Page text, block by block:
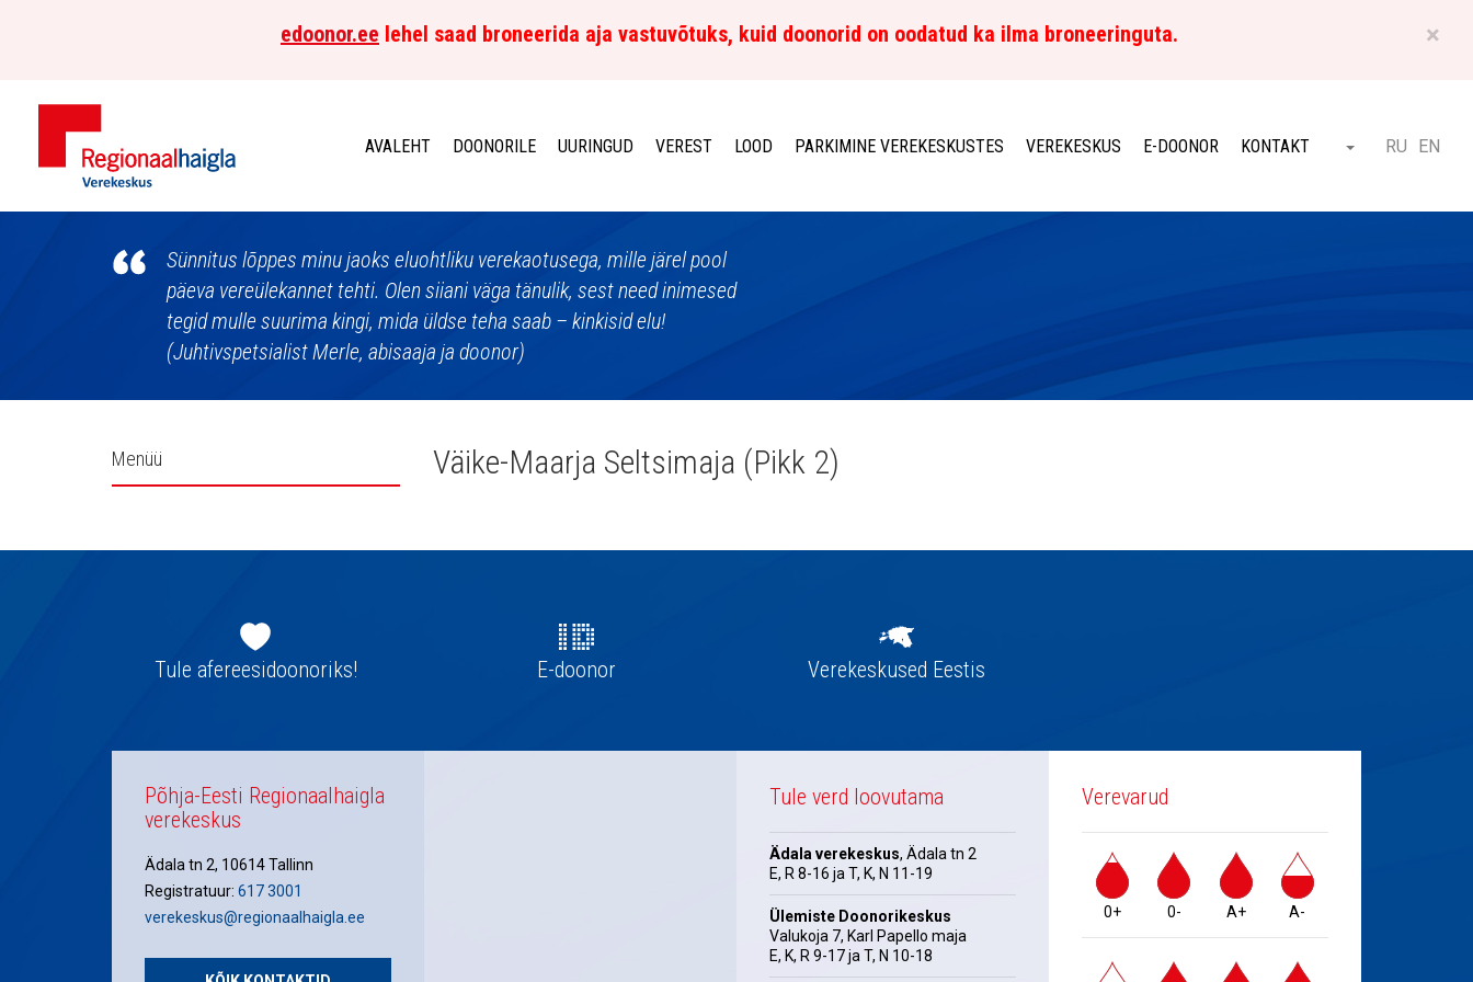
×
edoonor.ee lehel saad broneerida aja vastuvõtuks, kuid doonorid on oodatud ka ilma broneeringuta.
Põhja-
Eesti
Regionaalhaigla
Verekeskus
AVALEHT DOONORILE UURINGUD VEREST LOOD PARKIMINE VEREKESKUSTES VEREKESKUS E-DOONOR KONTAKT Otsi ET
RU EN
Sünnitus lõppes minu jaoks eluohtliku verekaotusega, mille järel pool
päeva vereülekannet tehti. Olen siiani väga tänulik, sest need inimesed
tegid mulle suurima kingi, mida üldse teha saab – kinkisid elu!
(Juhtivspetsialist Merle, abisaaja ja doonor)
Külgpaani
Menüü Väike-Maarja Seltsimaja (Pikk 2)
navigatsioonTule afereesidoonoriks! E-doonor Verekeskused Eestis
Põhja-Eesti Regionaalhaigla
verekeskus
Ädala tn 2, 10614 Tallinn
Registratuur: 617 3001
verekeskus@regionaalhaigla.ee
Tule verd loovutama
Ädala verekeskus, Ädala tn 2
E, R 8-16 ja T, K, N 11-19
Ülemiste Doonorikeskus
Valukoja 7, Karl Papello maja
E, K, R 9-17 ja T, N 10-18
Verevarud
0+ 0- A+ A-